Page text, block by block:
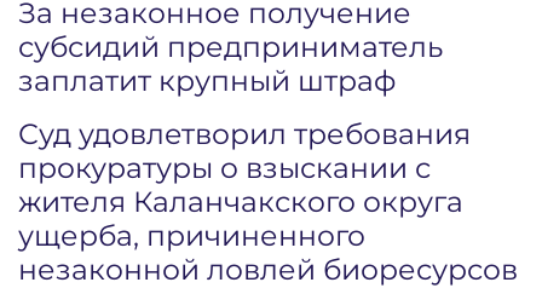
За незаконное получение
субсидий предприниматель
заплатит крупный штраф
Суд удовлетворил требования
прокуратуры о взыскании с
жителя Каланчакского округа
ущерба, причиненного
незаконной ловлей биоресурсов